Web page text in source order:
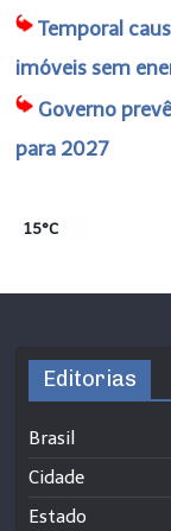
Temporal
imóveis sem
Governo
para 2027
15°C
Editorias
Brasil
Cidade
Estado